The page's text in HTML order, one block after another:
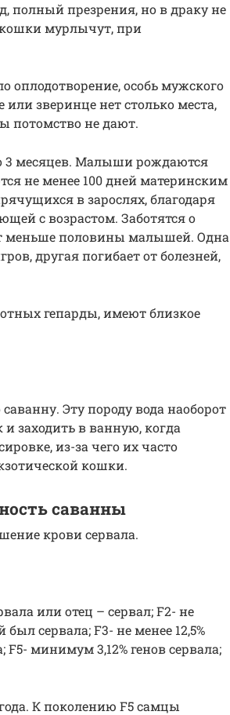
полный презрения, но в драку не
мурлычут, при
оплодотворение, особь мужского
зверинце нет столько места,
потомство не дают.
3 месяцев. Малыши рождаются
не менее 100 дней материнским
в зарослях, благодаря
с возрастом. Заботятся о
меньше половины малышей. Одна
другая погибает от болезней,
гепарды, имеют близкое
Эту породу вода наоборот
заходить в ванную, когда
из-за чего их часто
кошки.
саванны
крови сервала.
или отец – сервал; F2- не
был сервала; F3- не менее 12,5%
F5- минимум 3,12% генов сервала;
К поколению F5 самцы